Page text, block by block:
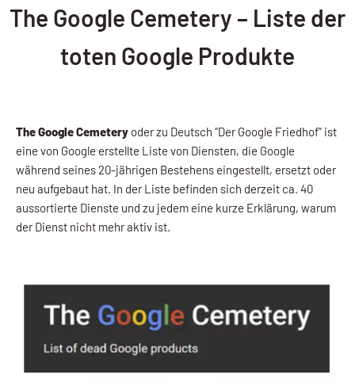
The Google Cemetery – Liste der
toten Google Produkte
The Google Cemetery oder zu Deutsch “Der Google Friedhof” ist
eine von Google erstellte Liste von Diensten, die Google
während seines 20-jährigen Bestehens eingestellt, ersetzt oder
neu aufgebaut hat. In der Liste befinden sich derzeit ca. 40
aussortierte Dienste und zu jedem eine kurze Erklärung, warum
der Dienst nicht mehr aktiv ist.